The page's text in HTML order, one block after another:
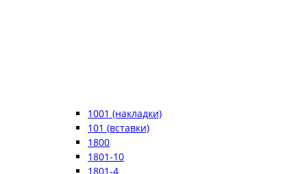
1001 (накладки)
101 (вставки)
1800
1801-10
1801-4